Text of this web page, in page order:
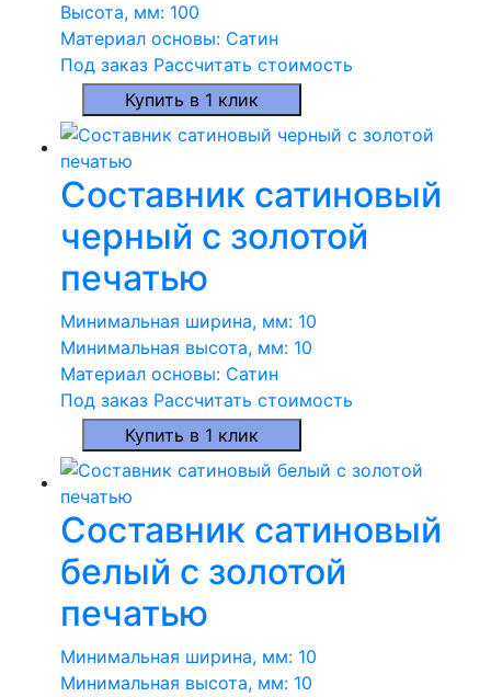
Высота, мм: 100
Материал основы: Сатин
Под заказ Рассчитать стоимость
Купить в 1 клик
Составник сатиновый
черный с золотой
печатью
Минимальная ширина, мм: 10
Минимальная высота, мм: 10
Материал основы: Сатин
Под заказ Рассчитать стоимость
Купить в 1 клик
Составник сатиновый
белый с золотой
печатью
Минимальная ширина, мм: 10
Минимальная высота, мм: 10